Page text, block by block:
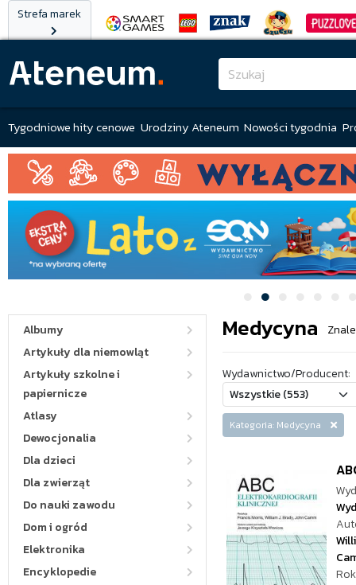
Strefa marek
Tygodniowe hity cenowe Urodziny Ateneum Nowości tygodnia
Albumy
Artykuły dla niemowląt
Artykuły szkolne i
papiernicze
Atlasy
Dewocjonalia
Dla dzieci
Dla zwierząt
Do nauki zawodu
Dom i ogród
Elektronika
Encyklopedie
Medycyna
Wydawnictwo/Producent:
Kategoria: Medycyna